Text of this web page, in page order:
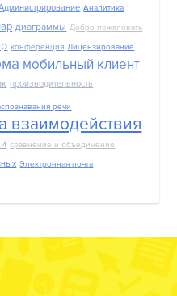
Аналитика
диаграммы Добро пожаловать
конференция Лицензирование
мобильный клиент
производительность
речи
взаимодействия
сравнение и объединение
Электронная почта